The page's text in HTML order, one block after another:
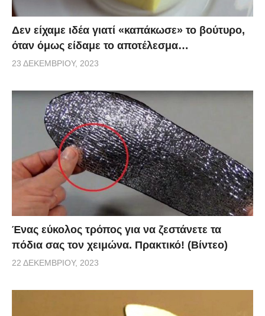
Δεν είχαμε ιδέα γιατί «καπάκωσε» το βούτυρο,
όταν όμως είδαμε το αποτέλεσμα…
23 ΔΕΚΕΜΒΡΊΟΥ, 2023
Ένας εύκολος τρόπος για να ζεστάνετε τα
πόδια σας τον χειμώνα. Πρακτικό! (Βίντεο)
22 ΔΕΚΕΜΒΡΊΟΥ, 2023